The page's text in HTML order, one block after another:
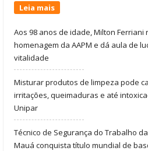
Leia mais
Aos 98 anos de idade, Milton Ferriani
homenagem da AAPM e dá aula de
vitalidade
Misturar produtos de limpeza pode
irritações, queimaduras e até
Unipar
Técnico de Segurança do Trabalho da
Mauá conquista título mundial de